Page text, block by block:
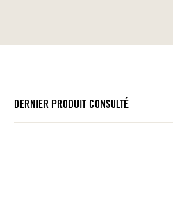
DERNIER PRODUIT CONSULTÉ